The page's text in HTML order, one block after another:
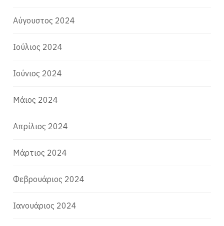
Αύγουστος 2024
Ιούλιος 2024
Ιούνιος 2024
Μάιος 2024
Απρίλιος 2024
Μάρτιος 2024
Φεβρουάριος 2024
Ιανουάριος 2024